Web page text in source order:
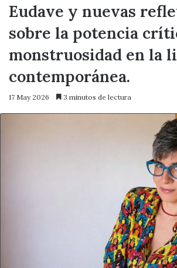
Eudave y nuevas
sobre la potencia
monstruosidad en la
contemporánea.
17 May 2026 3 minutos de lectura